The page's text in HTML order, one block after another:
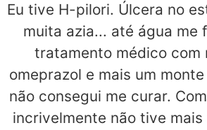
Eu tive H-pilori. Úlcera no
muita azia... até água me
tratamento médico com
omeprazol e mais um
não consegui me curar.
incrivelmente não tive mais